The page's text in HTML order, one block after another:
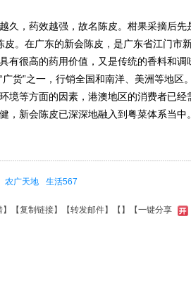
，药效越强，故名陈皮。柑果采摘后先
。在广东的新会陈皮，是广东省江门市
有很高的药用价值，又是传统的香料和调
货”之一，行销全国和南洋、美洲等地区
境等方面的因素，港澳地区的消费者已
，新会陈皮已深深地融入到粤菜体系当中。
农广天地 生活567
】【复制链接】【转发邮件】【 】 【一键分享